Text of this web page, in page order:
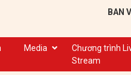
BAN
Media
Dân ca
Chương trình
Stream